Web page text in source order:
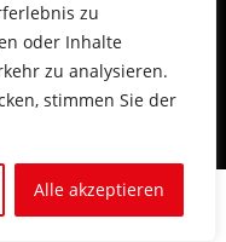
zu
oder Inhalte
zu analysieren.
stimmen Sie der
Alle akzeptieren